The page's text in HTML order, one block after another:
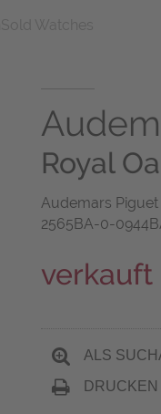
Royal
Audemars
2565BA-0-
verkauft
ALS
DRUCKEN